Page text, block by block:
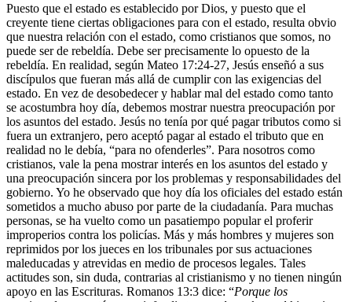
Puesto que el estado es establecido por Dios, y puesto que el
creyente tiene ciertas obligaciones para con el estado, resulta obvio
que nuestra relación con el estado, como cristianos que somos, no
puede ser de rebeldía. Debe ser precisamente lo opuesto de la
rebeldía. En realidad, según Mateo 17:24-27, Jesús enseñó a sus
discípulos que fueran más allá de cumplir con las exigencias del
estado. En vez de desobedecer y hablar mal del estado como tanto
se acostumbra hoy día, debemos mostrar nuestra preocupación por
los asuntos del estado. Jesús no tenía por qué pagar tributos como si
fuera un extranjero, pero aceptó pagar al estado el tributo que en
realidad no le debía, “para no ofenderles”. Para nosotros como
cristianos, vale la pena mostrar interés en los asuntos del estado y
una preocupación sincera por los problemas y responsabilidades del
gobierno. Yo he observado que hoy día los oficiales del estado están
sometidos a mucho abuso por parte de la ciudadanía. Para muchas
personas, se ha vuelto como un pasatiempo popular el proferir
improperios contra los policías. Más y más hombres y mujeres son
reprimidos por los jueces en los tribunales por sus actuaciones
maleducadas y atrevidas en medio de procesos legales. Tales
actitudes son, sin duda, contrarias al cristianismo y no tienen ningún
apoyo en las Escrituras. Romanos 13:3 dice: “Porque los